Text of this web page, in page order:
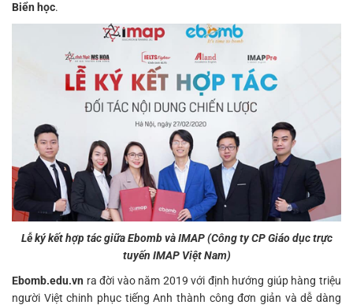
Biển học.
Lễ ký kết hợp tác giữaEbombvàIMAP (Công ty CP Giáo dục trực
tuyến IMAP Việt Nam)
Ebomb.edu.vn ra đời vào năm 2019 với định hướng giúp hàng triệu
người Việt chinh phục tiếng Anh thành công đơn giản và dễ dàng